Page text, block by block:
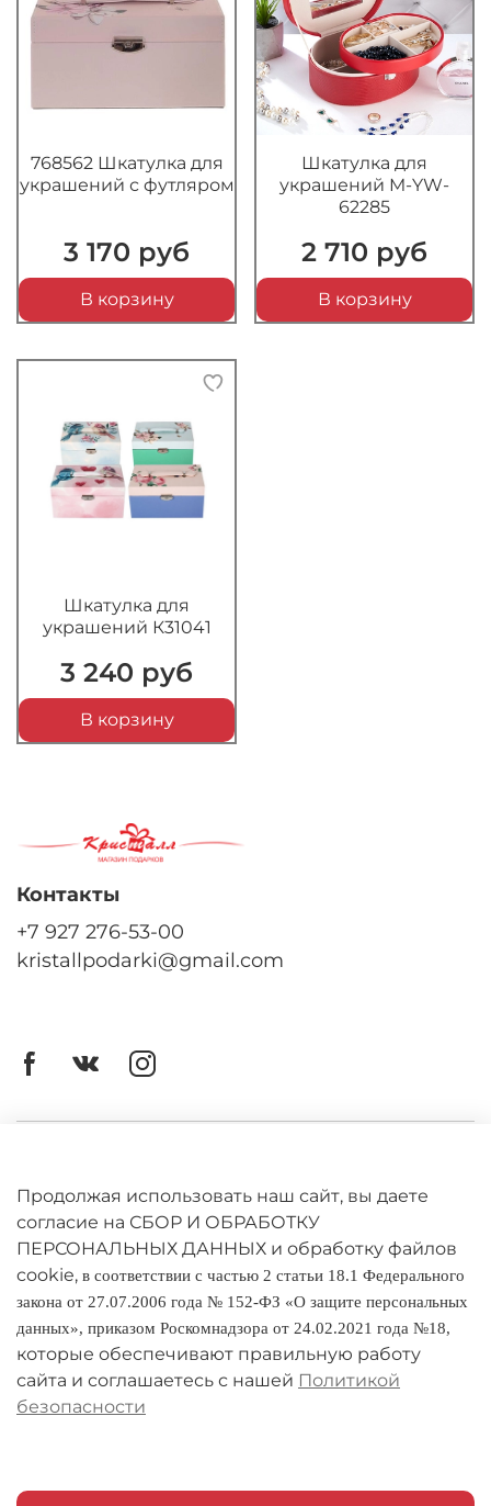
768562 Шкатулка для
украшений с футляром
3 170 руб
В корзину
Шкатулка для
украшений M-YW-
62285
2 710 руб
В корзину
Шкатулка для
украшений К31041
3 240 руб
В корзину
Оферта
Политика конфиденциальности
Оплата и доставка
Условия обмена и возврата
Реквизиты
Контакты
+7 927 276-53-00
kristallpodarki@gmail.com
Продолжая использовать наш сайт, вы даете
согласие на СБОР И ОБРАБОТКУ
ПЕРСОНАЛЬНЫХ ДАННЫХ и обработку файлов
cookie, в соответствии с частью 2 статьи 18.1 Федерального
закона от 27.07.2006 года № 152-ФЗ «О защите персональных
данных», приказом Роскомнадзора от 24.02.2021 года №18,
которые обеспечивают правильную работу
сайта и соглашаетесь с нашей Политикой
безопасности